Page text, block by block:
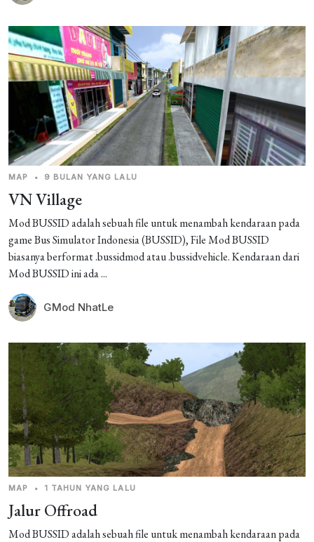
MAP • 9 BULAN YANG LALU
VN Village
Mod BUSSID adalah sebuah file untuk menambah kendaraan pada
game Bus Simulator Indonesia (BUSSID), File Mod BUSSID
biasanya berformat .bussidmod atau .bussidvehicle. Kendaraan dari
Mod BUSSID ini ada ...
GMod NhatLe
MAP • 1 TAHUN YANG LALU
Jalur Offroad
Mod BUSSID adalah sebuah file untuk menambah kendaraan pada